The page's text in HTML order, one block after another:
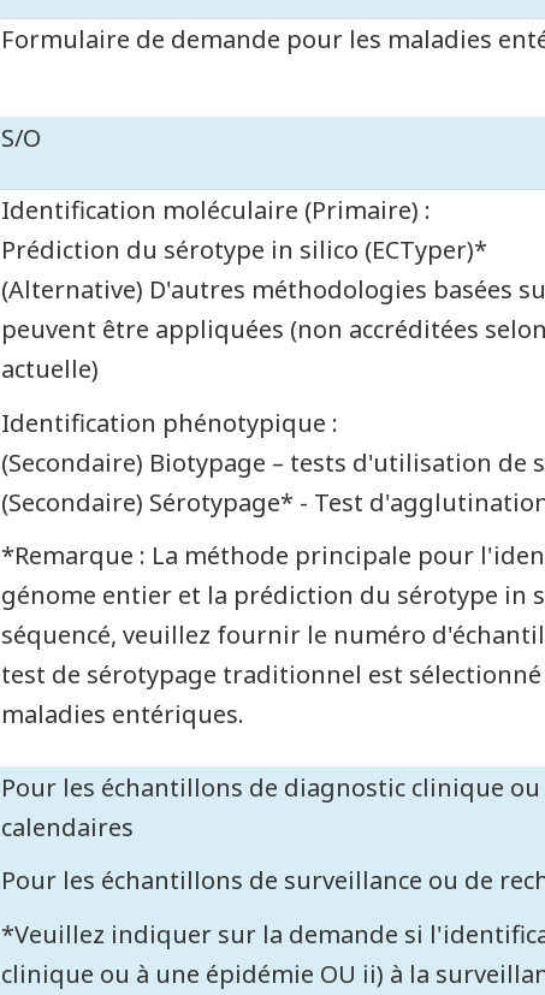
Formulaire de demande pour les maladies
S/O
Identification moléculaire (Primaire) :
Prédiction du sérotype in silico (ECTyper)*
(Alternative) D'autres méthodologies basées
peuvent être appliquées (non accréditées
actuelle)
Identification phénotypique :
(Secondaire) Biotypage – tests d'utilisation de
(Secondaire) Sérotypage* - Test
*Remarque : La méthode principale pour
génome entier et la prédiction du sérotype in
séquencé, veuillez fournir le numéro
test de sérotypage traditionnel est
maladies entériques.
Pour les échantillons de diagnostic clinique
calendaires
Pour les échantillons de surveillance ou de
*Veuillez indiquer sur la demande si
clinique ou à une épidémie OU ii) à la